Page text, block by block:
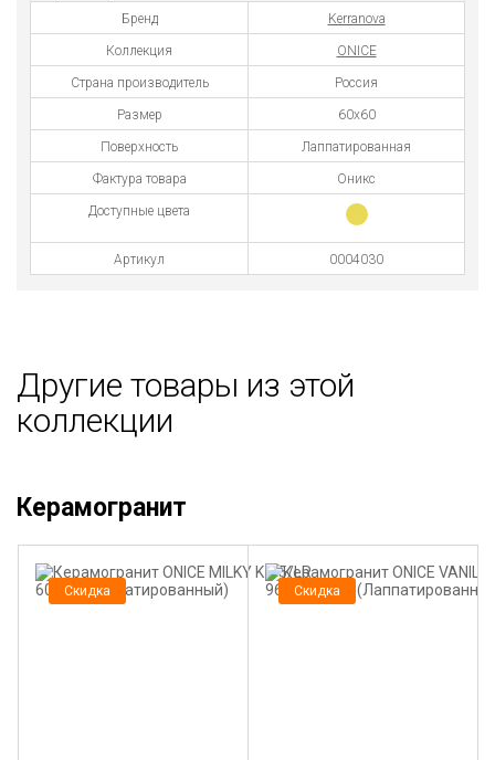
Бренд Kerranova
Коллекция ONICE
Страна производитель Россия
Размер 60x60
Поверхность Лаппатированная
Фактура товара Оникс
Доступные цвета
Артикул 0004030
Другие товары из этой
коллекции
Керамогранит
Скидка Скидка